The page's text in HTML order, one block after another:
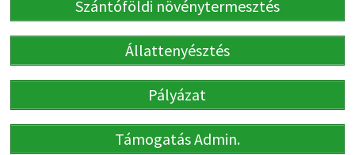
Szántóföldi növénytermesztés
Állattenyésztés
Pályázat
Támogatás Admin.